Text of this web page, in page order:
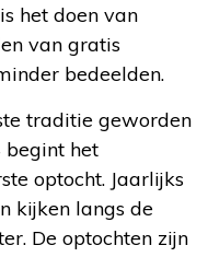
het doen van
van gratis
bedeelden.
traditie geworden
begint het
optocht. Jaarlijks
kijken langs de
De optochten zijn